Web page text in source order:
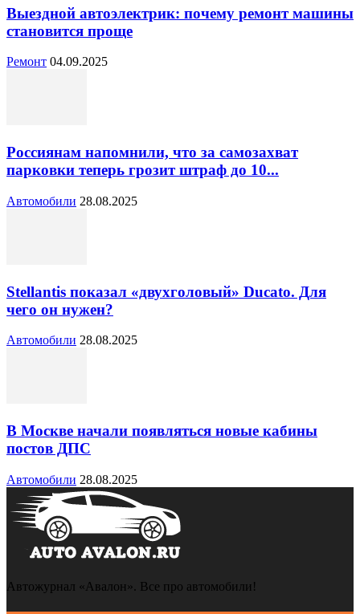
Выездной автоэлектрик: почему ремонт машины
становится проще
Ремонт 04.09.2025
Россиянам напомнили, что за самозахват
парковки теперь грозит штраф до 10...
Автомобили 28.08.2025
Stellantis показал «двухголовый» Ducato. Для
чего он нужен?
Автомобили 28.08.2025
В Москве начали появляться новые кабины
постов ДПС
Автомобили 28.08.2025
Автожурнал «Авалон». Все про автомобили!